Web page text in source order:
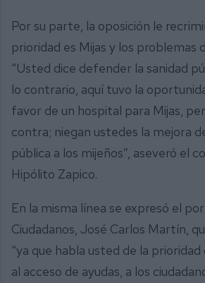
Por su parte, la oposición le
prioridad es Mijas y los problemas
“Usted dice defender la sanidad
lo contrario, aquí tuvo la
favor de un hospital para Mijas,
contra; niegan ustedes la mejora
pública a los mijeños”, aseveró el
Hipólito Zapico.
En la misma línea se expresó el
Ciudadanos, José Carlos Martín,
“ya que habla usted de la
al acceso de ayudas, a los